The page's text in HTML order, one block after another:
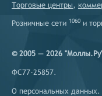
Торговые центры,
Розничные сети 1060 и
© 2005 — 2026
ФС77-25857.
О персональных данных.